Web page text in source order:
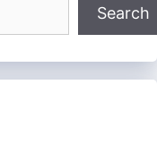
Search